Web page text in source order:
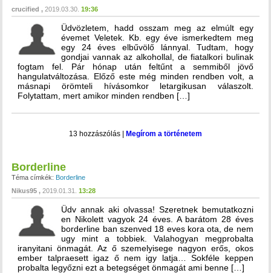
crucified
2019.03.30. 19:36
Üdvözletem, hadd osszam meg az elmúlt egy
évemet Veletek. Kb. egy éve ismerkedtem meg
egy 24 éves elbűvölő lánnyal. Tudtam, hogy
gondjai vannak az alkohollal, de fiatalkori bulinak
fogtam fel. Pár hónap után feltűnt a semmiből jövő
hangulatváltozása. Előző este még minden rendben volt, a
másnapi örömteli hívásomkor letargikusan válaszolt.
Folytattam, mert amikor minden rendben […]
13 hozzászólás Megírom a történetem
Borderline
Téma címkék: Borderline
Nikus95
2019.01.31. 13:28
Üdv annak aki olvassa! Szeretnek bemutatkozni
en Nikolett vagyok 24 éves. A barátom 28 éves
borderline ban szenved 18 eves kora ota, de nem
ugy mint a tobbiek. Valahogyan megprobalta
iranyitani önmagát. Az ő szemelyisege nagyon erős, okos
ember talpraesett igaz ő nem igy latja… Sokféle keppen
probalta legyőzni ezt a betegséget önmagát ami benne […]